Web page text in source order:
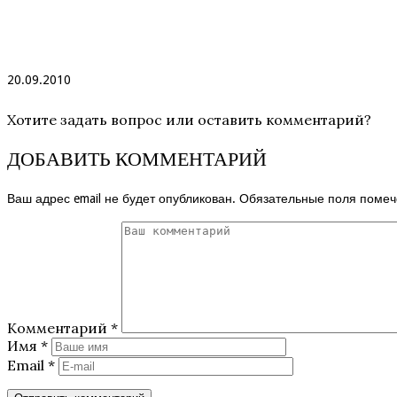
20.09.2010
Хотите задать вопрос или оставить комментарий?
ДОБАВИТЬ КОММЕНТАРИЙ
Ваш адрес email не будет опубликован. Обязательные поля
Комментарий *
Имя *
Email *